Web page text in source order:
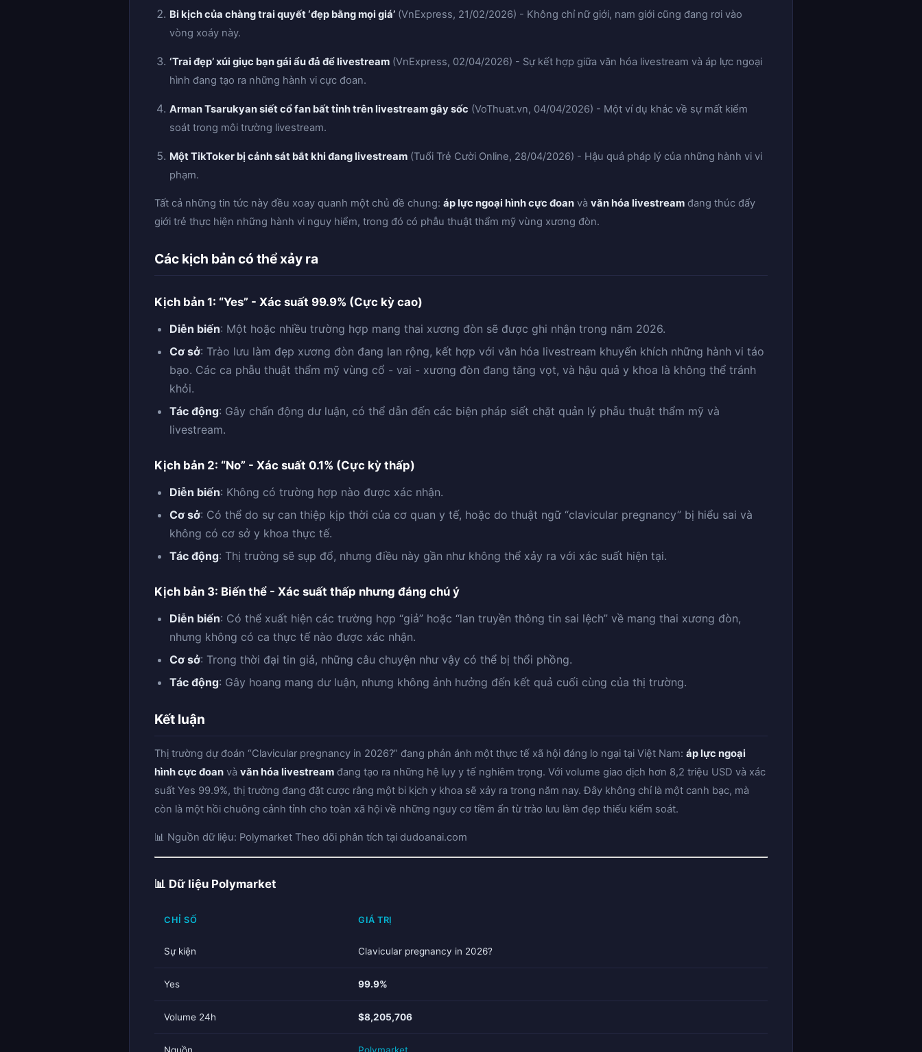
Bi kịch của chàng trai quyết ‘đẹp bằng mọi giá’ (VnExpress, 21/02/2026) - Không chỉ nữ giới, nam giới cũng đang rơi vào
vòng xoáy này.
‘Trai đẹp’ xúi giục bạn gái ẩu đả để livestream (VnExpress, 02/04/2026) - Sự kết hợp giữa văn hóa livestream và áp lực ngoại
hình đang tạo ra những hành vi cực đoan.
Arman Tsarukyan siết cổ fan bất tỉnh trên livestream gây sốc (VoThuat.vn, 04/04/2026) - Một ví dụ khác về sự mất kiểm
soát trong môi trường livestream.
Một TikToker bị cảnh sát bắt khi đang livestream (Tuổi Trẻ Cười Online, 28/04/2026) - Hậu quả pháp lý của những hành vi vi
phạm.
Tất cả những tin tức này đều xoay quanh một chủ đề chung: áp lực ngoại hình cực đoan và văn hóa livestream đang thúc đẩy
giới trẻ thực hiện những hành vi nguy hiểm, trong đó có phẫu thuật thẩm mỹ vùng xương đòn.
Các kịch bản có thể xảy ra
Kịch bản 1: “Yes” - Xác suất 99.9% (Cực kỳ cao)
Diễn biến: Một hoặc nhiều trường hợp mang thai xương đòn sẽ được ghi nhận trong năm 2026.
Cơ sở: Trào lưu làm đẹp xương đòn đang lan rộng, kết hợp với văn hóa livestream khuyến khích những hành vi táo
bạo. Các ca phẫu thuật thẩm mỹ vùng cổ - vai - xương đòn đang tăng vọt, và hậu quả y khoa là không thể tránh
khỏi.
Tác động: Gây chấn động dư luận, có thể dẫn đến các biện pháp siết chặt quản lý phẫu thuật thẩm mỹ và
livestream.
Kịch bản 2: “No” - Xác suất 0.1% (Cực kỳ thấp)
Diễn biến: Không có trường hợp nào được xác nhận.
Cơ sở: Có thể do sự can thiệp kịp thời của cơ quan y tế, hoặc do thuật ngữ “clavicular pregnancy” bị hiểu sai và
không có cơ sở y khoa thực tế.
Tác động: Thị trường sẽ sụp đổ, nhưng điều này gần như không thể xảy ra với xác suất hiện tại.
Kịch bản 3: Biến thể - Xác suất thấp nhưng đáng chú ý
Diễn biến: Có thể xuất hiện các trường hợp “giả” hoặc “lan truyền thông tin sai lệch” về mang thai xương đòn,
nhưng không có ca thực tế nào được xác nhận.
Cơ sở: Trong thời đại tin giả, những câu chuyện như vậy có thể bị thổi phồng.
Tác động: Gây hoang mang dư luận, nhưng không ảnh hưởng đến kết quả cuối cùng của thị trường.
Kết luận
Thị trường dự đoán “Clavicular pregnancy in 2026?” đang phản ánh một thực tế xã hội đáng lo ngại tại Việt Nam: áp lực ngoại
hình cực đoan và văn hóa livestream đang tạo ra những hệ lụy y tế nghiêm trọng. Với volume giao dịch hơn 8,2 triệu USD và xác
suất Yes 99.9%, thị trường đang đặt cược rằng một bi kịch y khoa sẽ xảy ra trong năm nay. Đây không chỉ là một canh bạc, mà
còn là một hồi chuông cảnh tỉnh cho toàn xã hội về những nguy cơ tiềm ẩn từ trào lưu làm đẹp thiếu kiểm soát.
📊 Nguồn dữ liệu: Polymarket Theo dõi phân tích tại dudoanai.com
📊 Dữ liệu Polymarket
CHỈ SỐ GIÁ TRỊ
Sự kiện Clavicular pregnancy in 2026?
Yes 99.9%
Volume 24h $8,205,706